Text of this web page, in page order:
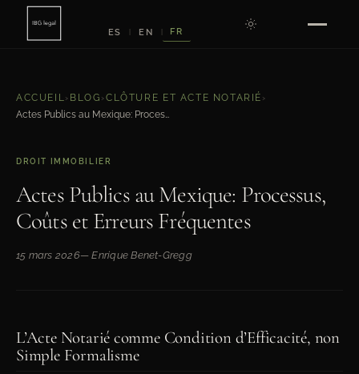
ES EN FR
ACCUEIL› BLOG ›CLÔTURE ET ACTE NOTARIÉ ›
Actes Publics au Mexique: Processus, Coûts et Erreurs Fréquentes
DROIT IMMOBILIER
Actes Publics au Mexique: Processus,
Coûts et Erreurs Fréquentes
15 mars 2026— Enrique Benet-Gregg
L’Acte Notarié comme Condition d’Efficacité, non
Simple Formalisme